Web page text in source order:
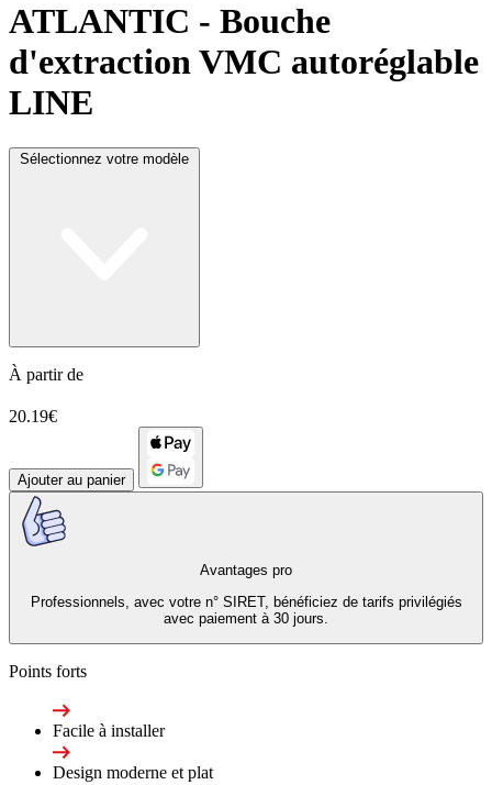
ATLANTIC - Bouche
d'extraction VMC autoréglable
LINE
Sélectionnez votre modèle
À partir de
20.19€
Ajouter au panier
Avantages pro
Professionnels, avec votre n° SIRET, bénéficiez de tarifs privilégiés
avec paiement à 30 jours.
Points forts
Facile à installer
Design moderne et plat